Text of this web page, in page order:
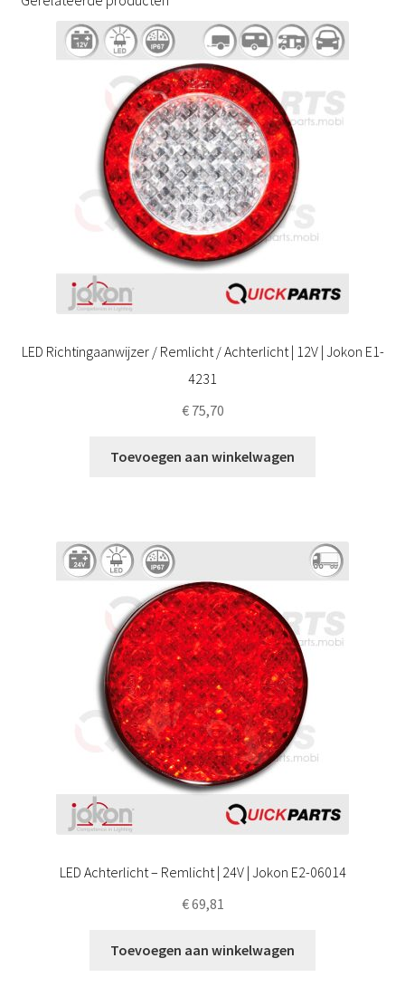
LED Richtingaanwijzer / Remlicht / Achterlicht | 12V | Jokon E1-
4231
€75,70
Toevoegen aan winkelwagen
LED Achterlicht – Remlicht | 24V | Jokon E2-06014
€69,81
Toevoegen aan winkelwagen